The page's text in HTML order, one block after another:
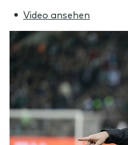
Video ansehen